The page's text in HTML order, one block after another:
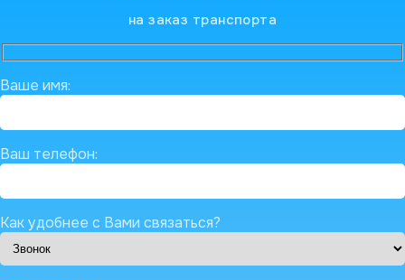
на заказ транспорта
Ваше имя:
Ваш телефон:
Как удобнее с Вами связаться?